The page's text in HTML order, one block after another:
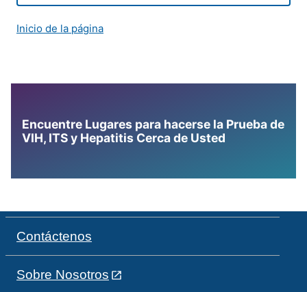
Inicio de la página
Encuentre Lugares para hacerse la Prueba de
VIH, ITS y Hepatitis Cerca de Usted
Contáctenos
Sobre Nosotros